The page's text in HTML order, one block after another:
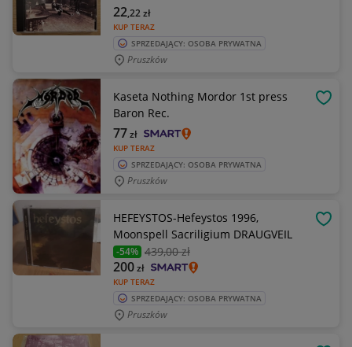
KUP TERAZ
22,22zł
SPRZEDAJĄCY: OSOBA PRYWATNA
Pruszków
Kaseta Nothing Mordor 1st press
Baron Rec.
KUP TERAZ
77zł
SPRZEDAJĄCY: OSOBA PRYWATNA
Pruszków
HEFEYSTOS-Hefeystos 1996,
Moonspell Sacriligium DRAUGVEIL
-54% 439,00 zł
KUP TERAZ
200zł
SPRZEDAJĄCY: OSOBA PRYWATNA
Pruszków